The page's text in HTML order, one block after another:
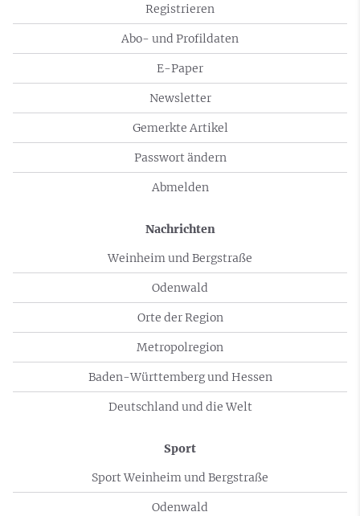
Registrieren
Abo- und Profildaten
E-Paper
Newsletter
Gemerkte Artikel
Passwort ändern
Abmelden
Nachrichten
Weinheim und Bergstraße
Odenwald
Orte der Region
Metropolregion
Baden-Württemberg und Hessen
Deutschland und die Welt
Sport
Sport Weinheim und Bergstraße
Odenwald